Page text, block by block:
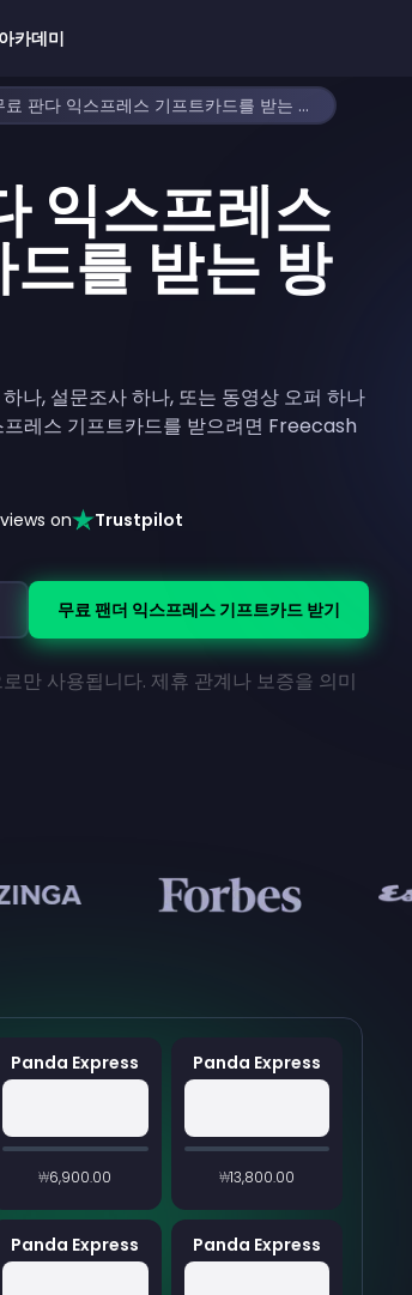
아카데미
무료 판다 익스프레스 기프트카드를 받는 방법
익스프레스
를 받는 방
나, 설문조사 하나, 또는 동영상 오퍼 하나
프레스 기프트카드를 받으려면 Freecash
on Trustpilot
무료 팬더 익스프레스 기프트카드 받기
만 사용됩니다. 제휴 관계나 보증을 의미
Panda Express
₩6,900.00
Panda Express
₩13,800.00
Panda Express Panda Express